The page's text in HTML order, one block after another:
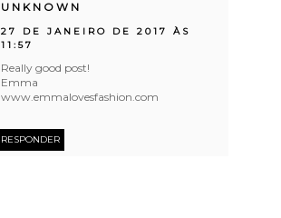
UNKNOWN
27 DE JANEIRO DE 2017 ÀS
11:57
Really good post!
Emma
www.emmalovesfashion.com
RESPONDER